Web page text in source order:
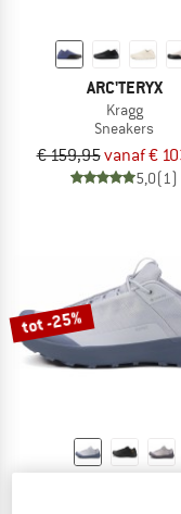
ARC'TERYX
Kragg
Sneakers
€ 159,95vanaf €
5,0(1)
tot -25%